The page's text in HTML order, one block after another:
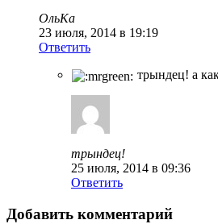
ОльКа
23 июля, 2014 в 19:19
Ответить
трындец! а
трындец!
25 июля, 2014 в 09:36
Ответить
Добавить комментарий